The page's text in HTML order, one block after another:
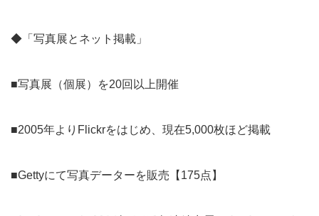
◆「写真展とネット掲載」
■写真展（個展）を20回以上開催
■2005年よりFlickrをはじめ、現在5,000枚ほど掲載
■Gettyにて写真データーを販売【175点】